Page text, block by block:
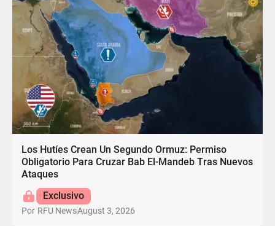
Los Hutíes Crean Un Segundo Ormuz: Permiso
Obligatorio Para Cruzar Bab El-Mandeb Tras Nuevos
Ataques
Exclusivo
Por RFU NewsAugust 3, 2026